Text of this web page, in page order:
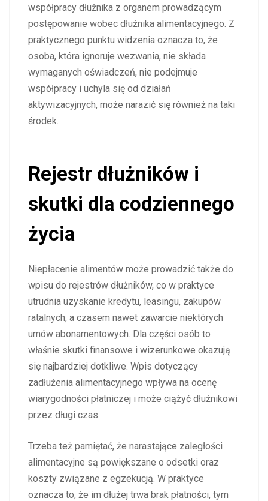
współpracy dłużnika z organem prowadzącym
postępowanie wobec dłużnika alimentacyjnego. Z
praktycznego punktu widzenia oznacza to, że
osoba, która ignoruje wezwania, nie składa
wymaganych oświadczeń, nie podejmuje
współpracy i uchyla się od działań
aktywizacyjnych, może narazić się również na taki
środek.
Rejestr dłużników i
skutki dla codziennego
życia
Niepłacenie alimentów może prowadzić także do
wpisu do rejestrów dłużników, co w praktyce
utrudnia uzyskanie kredytu, leasingu, zakupów
ratalnych, a czasem nawet zawarcie niektórych
umów abonamentowych. Dla części osób to
właśnie skutki finansowe i wizerunkowe okazują
się najbardziej dotkliwe. Wpis dotyczący
zadłużenia alimentacyjnego wpływa na ocenę
wiarygodności płatniczej i może ciążyć dłużnikowi
przez długi czas.
Trzeba też pamiętać, że narastające zaległości
alimentacyjne są powiększane o odsetki oraz
koszty związane z egzekucją. W praktyce
oznacza to, że im dłużej trwa brak płatności, tym